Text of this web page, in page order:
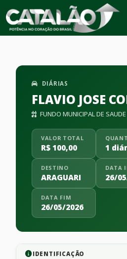
DIÁRIAS
FLAVIO JOSE
FUNDO MUNICIPAL DE
VALOR TOTAL
R$ 100,00 1
DESTINO
ARAGUARI
DATA
26/
DATA FIM
26/05/2026
IDENTIFICAÇÃO